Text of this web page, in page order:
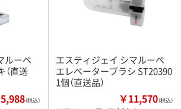
ルーベ
（直送
（税込）
エスティジェイ シマルーベ
エレベーターブラシ ST20390
1個（直送品）
￥11,570（税込）